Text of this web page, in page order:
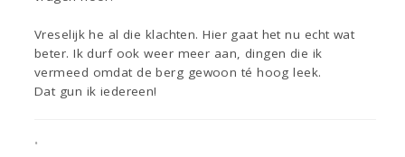
Vreselijk he al die klachten. Hier gaat het nu echt wat
beter. Ik durf ook weer meer aan, dingen die ik
vermeed omdat de berg gewoon té hoog leek.
Dat gun ik iedereen!
•